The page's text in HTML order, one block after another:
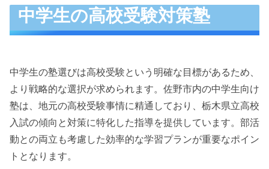
中学生の高校受験対策塾
中学生の塾選びは高校受験という明確な目標があるため、
より戦略的な選択が求められます。佐野市内の中学生向け
塾は、地元の高校受験事情に精通しており、栃木県立高校
入試の傾向と対策に特化した指導を提供しています。部活
動との両立も考慮した効率的な学習プランが重要なポイン
トとなります。